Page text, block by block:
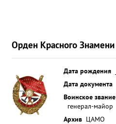
Орден Красного Знамени
Дата рождения
Дата документа
Воинское звание
генерал-майор
Архив ЦАМО